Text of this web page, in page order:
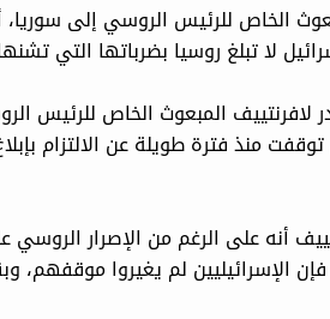
الخاص للرئيس الروسي إلى سوريا،
لا تبلغ روسيا بضرباتها التي
لافرنتييف المبعوث الخاص للرئيس
منذ فترة طويلة عن الالتزام
أنه على الرغم من الإصرار
الإسرائيليين لم يغيروا موقفهم،